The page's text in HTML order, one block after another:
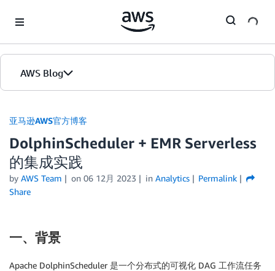
AWS Blog
首页
版本
亚马逊AWS官方博客
DolphinScheduler + EMR Serverless
的集成实践
by AWS Team on 06 12月 2023 in Analytics
Permalink
Share
一、背景
Apache DolphinScheduler 是一个分布式的可视化 DAG 工作流任务